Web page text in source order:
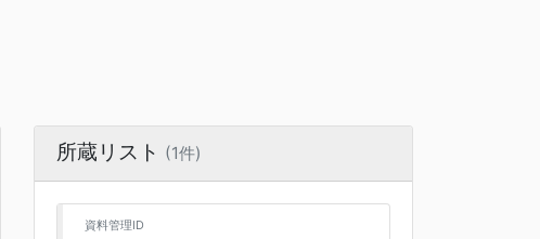
所蔵リスト (1件)
資料管理ID